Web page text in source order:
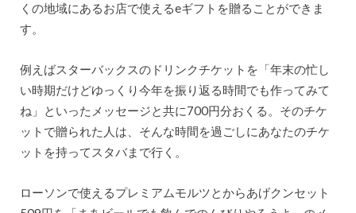
くの地域にあるお店で使えるeギフトを贈ることができま
す。
例えばスターバックスのドリンクチケットを「年末の忙し
い時期だけどゆっくり今年を振り返る時間でも作ってみて
ね」といったメッセージと共に700円分おくる。そのチケ
ットで贈られた人は、そんな時間を過ごしにあなたのチケ
ットを持ってスタバまで行く。
ローソンで使えるプレミアムモルツとからあげクンセット